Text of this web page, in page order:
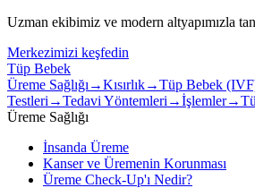
Uzman ekibimiz ve modern altyapımızla
Merkezimizi keşfedin
Tüp Bebek
Üreme Sağlığı →Kısırlık→Tüp Bebek
Testleri →Tedavi Yöntemleri →İşlemler→
Üreme Sağlığı
İnsanda Üreme
Kanser ve Üremenin Korunması
Üreme Check-Up'ı Nedir?